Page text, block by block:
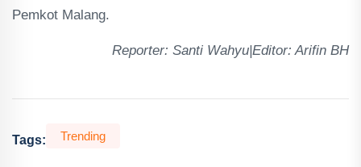
Pemkot Malang.
Reporter: Santi Wahyu|Editor: Arifin BH
Tags: Trending